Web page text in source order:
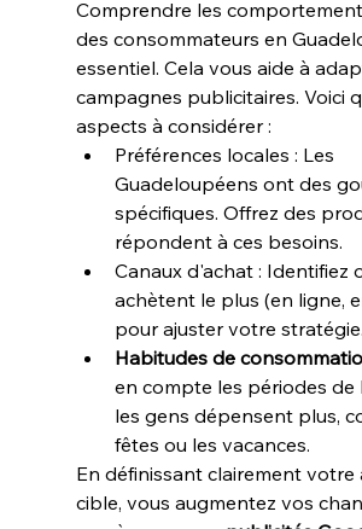
Comprendre les
des consommateurs en
essentiel. Cela vous aide à
campagnes publicitaires. Voici
aspects à considérer :
Préférences locales : Les
Guadeloupéens ont des
spécifiques. Offrez des
répondent à ces besoins.
Canaux d'achat : Identifiez
achètent le plus (en ligne,
pour ajuster votre stratégie.
Habitudes de
en compte les périodes de
les gens dépensent plus,
fêtes ou les vacances.
En définissant clairement votre
cible, vous augmentez vos